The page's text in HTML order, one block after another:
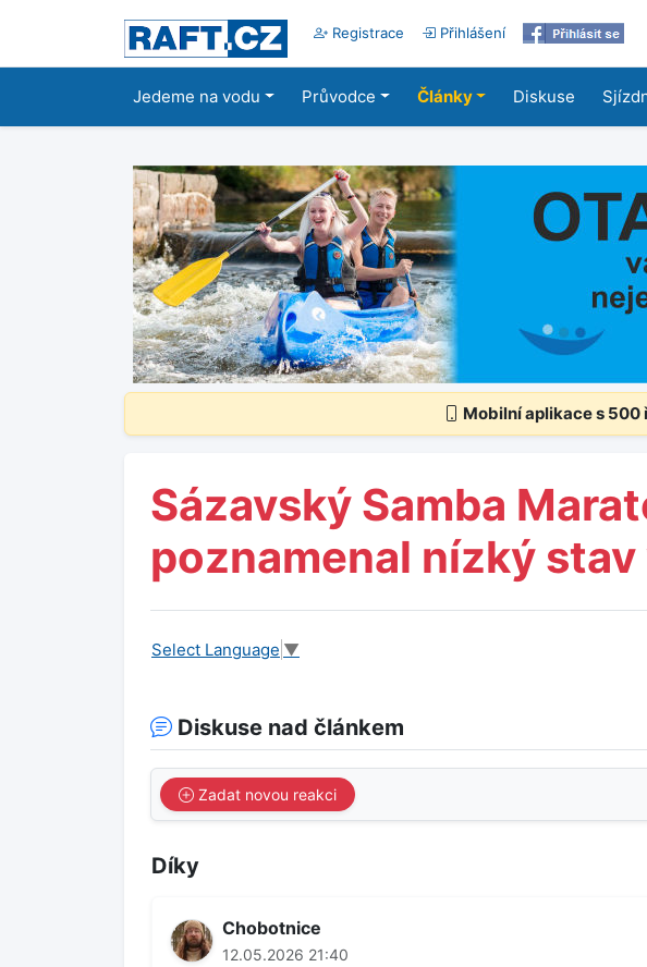
Registrace Přihlášení
Jedeme na vodu Průvodce Články Diskuse
Mobilní aplikace s 500
Sázavský Samba
poznamenal nízký
Select Language ▼
Diskuse nad článkem
Zadat novou reakci
Díky
Chobotnice
12.05.2026 21:40